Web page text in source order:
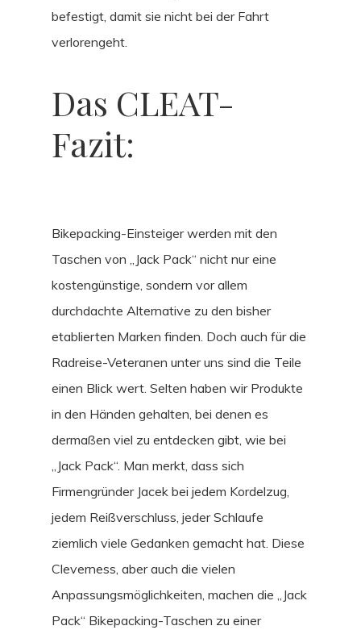
befestigt, damit sie nicht bei der Fahrt
verlorengeht.
Das CLEAT-
Fazit:
Bikepacking-Einsteiger werden mit den
Taschen von „Jack Pack“ nicht nur eine
kostengünstige, sondern vor allem
durchdachte Alternative zu den bisher
etablierten Marken finden. Doch auch für die
Radreise-Veteranen unter uns sind die Teile
einen Blick wert. Selten haben wir Produkte
in den Händen gehalten, bei denen es
dermaßen viel zu entdecken gibt, wie bei
„Jack Pack“. Man merkt, dass sich
Firmengründer Jacek bei jedem Kordelzug,
jedem Reißverschluss, jeder Schlaufe
ziemlich viele Gedanken gemacht hat. Diese
Cleverness, aber auch die vielen
Anpassungsmöglichkeiten, machen die „Jack
Pack“ Bikepacking-Taschen zu einer